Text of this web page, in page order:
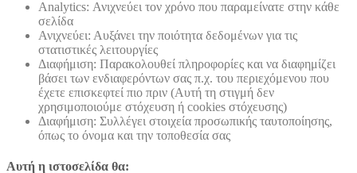
Analytics: Ανιχνεύει τον χρόνο που παραμείνατε στην κάθε
σελίδα
Ανιχνεύει: Αυξάνει την ποιότητα δεδομένων για τις
στατιστικές λειτουργίες
Διαφήμιση: Παρακολουθεί πληροφορίες και να διαφημίζει
βάσει των ενδιαφερόντων σας π.χ. του περιεχόμενου που
έχετε επισκεφτεί πιο πριν (Αυτή τη στιγμή δεν
χρησιμοποιούμε στόχευση ή cookies στόχευσης)
Διαφήμιση: Συλλέγει στοιχεία προσωπικής ταυτοποίησης,
όπως το όνομα και την τοποθεσία σας
Αυτή η ιστοσελίδα θα: